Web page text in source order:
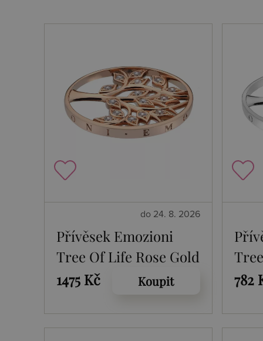
do 24. 8. 2026
Přívěsek Emozioni
Tree Of Life Rose Gold
Coin
1475 Kč Koupit
782